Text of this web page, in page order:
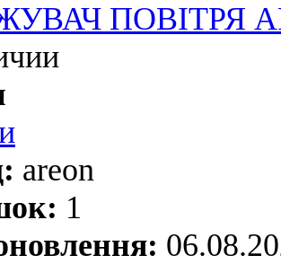
ПОВІТРЯ
areon
1